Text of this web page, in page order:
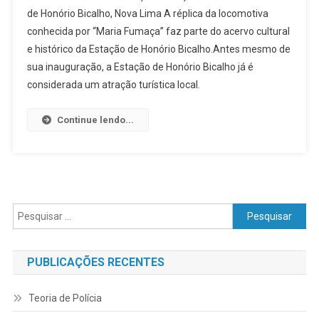
Fumaça”
Em
Honório
Bicalho
de Honório Bicalho, Nova Lima A réplica da locomotiva
conhecida por “Maria Fumaça” faz parte do acervo cultural
e histórico da Estação de Honório Bicalho.Antes mesmo de
sua inauguração, a Estação de Honório Bicalho já é
considerada um atração turística local.
Continue lendo...
Pesquisar
por:
PUBLICAÇÕES RECENTES
Teoria de Polícia